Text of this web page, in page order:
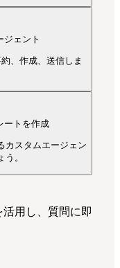
ジェント
、作成、送信しま
ートを作成
カスタムエージェン
う。
用し、質問に即